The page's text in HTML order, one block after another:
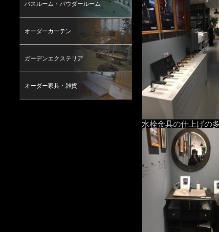
バスルーム・パウダールーム
オーダーカーテン
ガーデンエクステリア
オーダー家具・雑貨
水栓金具の仕上げの